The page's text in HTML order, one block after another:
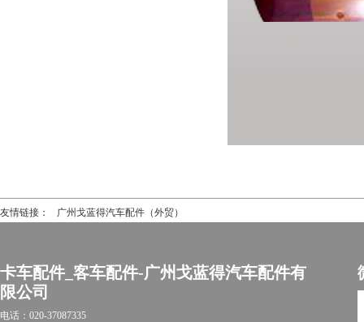
友情链接： 广州戈蓝得汽车配件（外贸）
卡车配件_客车配件-广州戈蓝得汽车配件有
限公司
电话：020-37087335